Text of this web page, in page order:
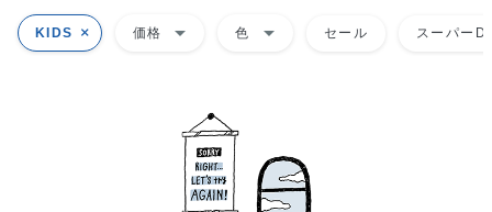
KIDS 価格 arrow_drop_down 色 arrow_drop_down セール スーパー